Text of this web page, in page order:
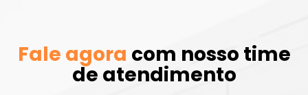
Fale agora com nosso time
de atendimento